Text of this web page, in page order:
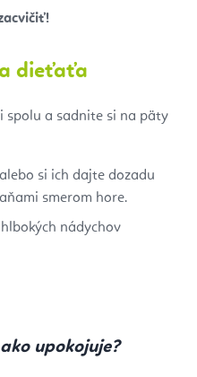
dieťaťa
spolu a sadnite si na päty
si ich dajte dozadu
smerom hore.
nádychov
upokojuje?